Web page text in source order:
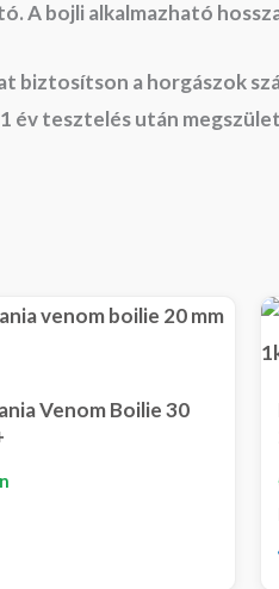
A bojli alkalmazható
biztosítson a horgászok
év tesztelés után
Venom Boilie 30